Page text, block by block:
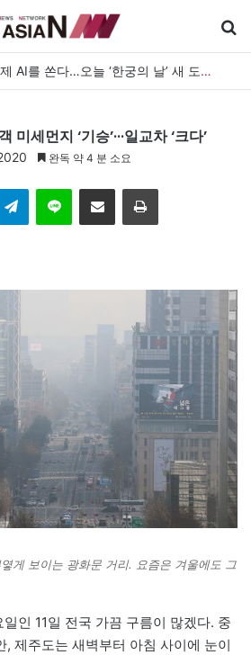
한궁 탄생 20년, 이제 AI를 쏜다…오늘 ‘한궁의 날’ 새 도약 선언
세먼지 ‘기승’···일교차 ‘크다’
완독 약 4 분 소요
Telegram 이메일
게 보이는 광화문 거리. 요즘은 겨울에도 그
인 11일 전국 가끔 구름이 많겠다. 중
, 제주도는 새벽부터 아침 사이에 눈이